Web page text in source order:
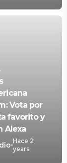
Vota por
favorito y
Alexa
Hace 2
years